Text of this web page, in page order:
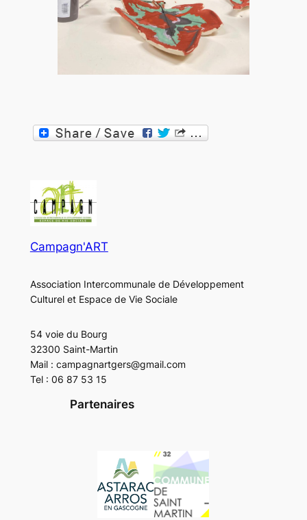
Campagn'ART
Association Intercommunale de Développement
Culturel et Espace de Vie Sociale
54 voie du Bourg
32300 Saint-Martin
Mail : campagnartgers@gmail.com
Tel : 06 87 53 15
Partenaires